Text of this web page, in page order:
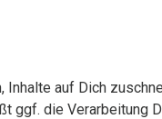
auf Dich
ggf. die Verarbeitung